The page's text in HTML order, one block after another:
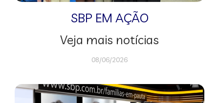
SBP EM AÇÃO
Veja mais notícias
08/06/2026